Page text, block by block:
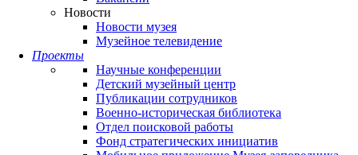
Новости
Новости музея
Музейное телевидение
Проекты
Научные конференции
Детский музейный центр
Публикации сотрудников
Военно-историческая библиотека
Отдел поисковой работы
Фонд стратегических инициатив